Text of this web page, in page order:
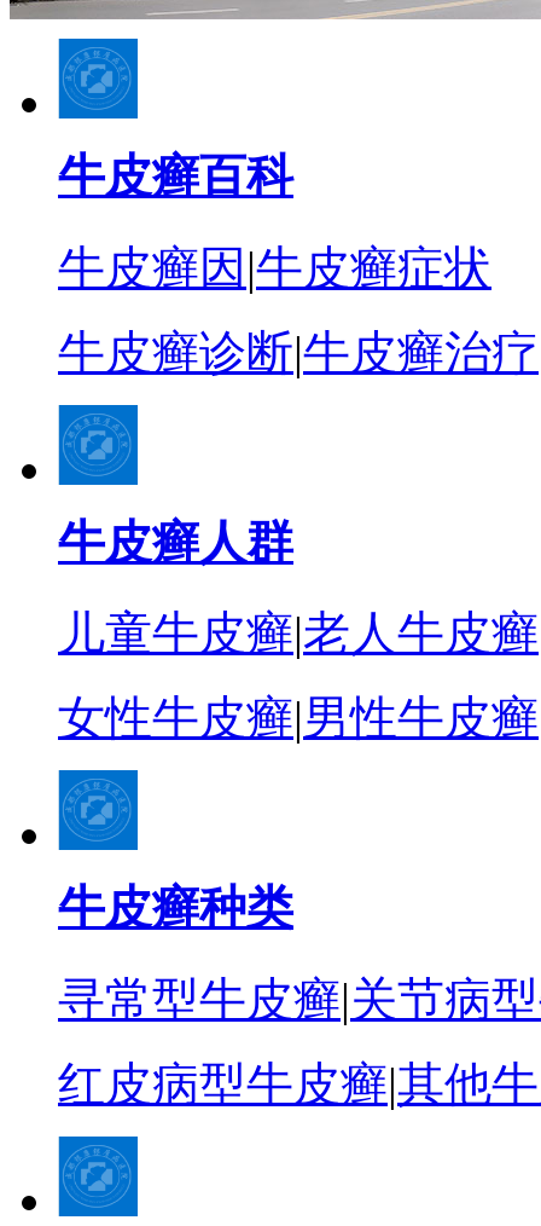
牛皮癣百科
牛皮癣因 |牛皮癣症状
牛皮癣诊断|牛皮癣治疗
牛皮癣人群
儿童牛皮癣|老人牛皮癣
女性牛皮癣|男性牛皮癣
牛皮癣种类
寻常型牛皮癣|关节病
红皮病型牛皮癣|其他